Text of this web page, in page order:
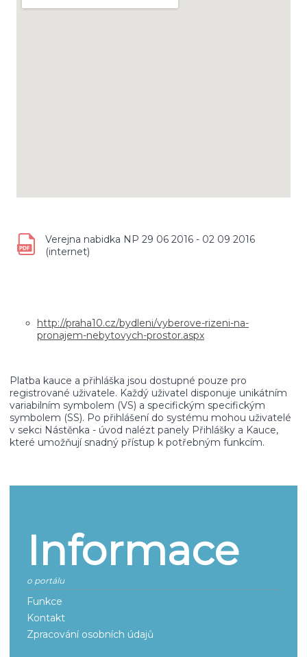
Verejna nabidka NP 29 06 2016 - 02 09 2016
(internet)
http://praha10.cz/bydleni/vyberove-rizeni-na-
pronajem-nebytovych-prostor.aspx
Platba kauce a přihláška jsou dostupné pouze pro
registrované uživatele. Každý uživatel disponuje unikátním
variabilním symbolem (VS) a specifickým specifickým
symbolem (SS). Po přihlášení do systému mohou uživatelé
v sekci Nástěnka - úvod nalézt panely Přihlášky a Kauce,
které umožňují snadný přístup k potřebným funkcím.
Informace
o portálu
Funkce
Kontakt
Zpracování osobních údajů